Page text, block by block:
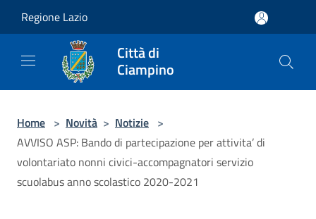
Regione Lazio
Città di
Ciampino
Home > Novità > Notizie >
AVVISO ASP: Bando di partecipazione per attivita’ di
volontariato nonni civici-accompagnatori servizio
scuolabus anno scolastico 2020-2021